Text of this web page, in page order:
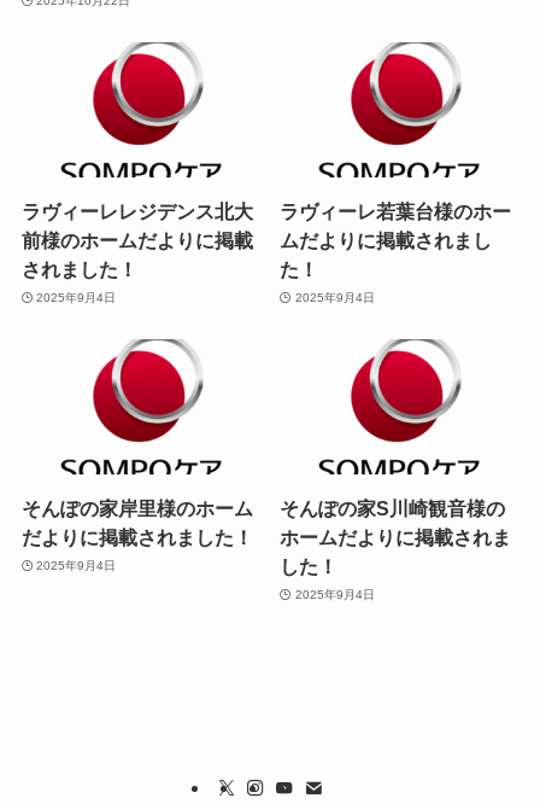
ラヴィーレレジデンス北大
前様のホームだよりに掲載
されました！
2025年9月4日
ラヴィーレ若葉台様のホー
ムだよりに掲載されまし
た！
2025年9月4日
そんぽの家岸里様のホーム
だよりに掲載されました！
2025年9月4日
そんぽの家S川崎観音様の
ホームだよりに掲載されま
した！
2025年9月4日